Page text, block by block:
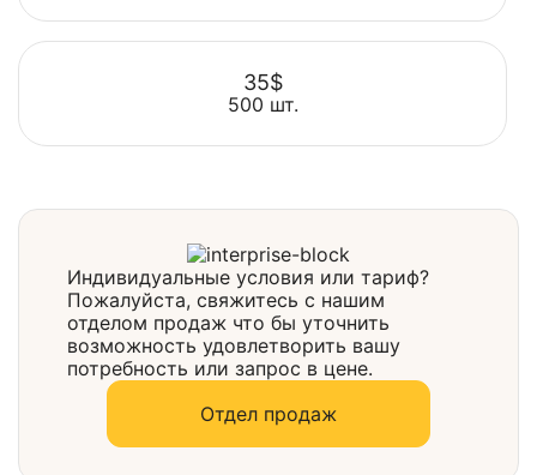
Выбрать
35$
500 шт.
Индивидуальные условия или тариф?
Пожалуйста, свяжитесь с нашим
отделом продаж что бы уточнить
возможность удовлетворить вашу
потребность или запрос в цене.
Отдел продаж